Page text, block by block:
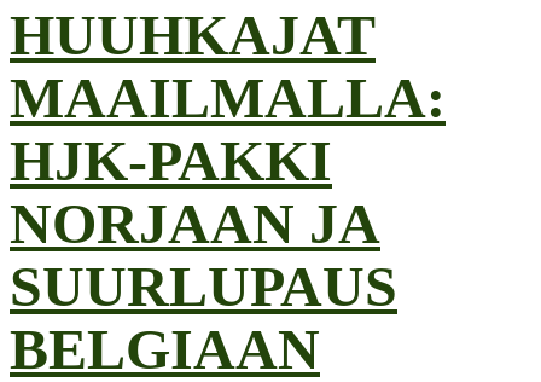
HUUHKAJAT
MAAILMALLA:
HJK-PAKKI
NORJAAN JA
SUURLUPAUS
BELGIAAN